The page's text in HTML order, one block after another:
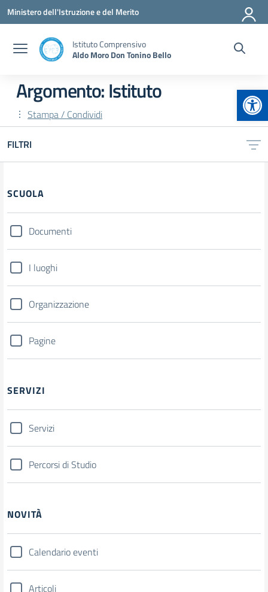
Vai ai contenuti
Vai al menu di navigazione
Vai al footer
Ministero dell'Istruzione e del Merito
Istituto Comprensivo
Aldo Moro Don Tonino Bello
Argomento: Istituto
Stampa / Condividi
FILTRI
Filtri
SCUOLA
Documenti
I luoghi
Organizzazione
Pagine
SERVIZI
Servizi
Percorsi di Studio
NOVITÀ
Calendario eventi
Articoli